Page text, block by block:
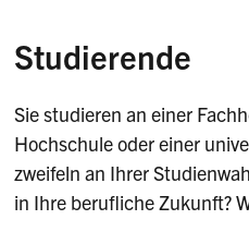
Studierende
Sie studieren an einer
Hochschule oder einer
zweifeln an Ihrer
in Ihre berufliche Zukunft?